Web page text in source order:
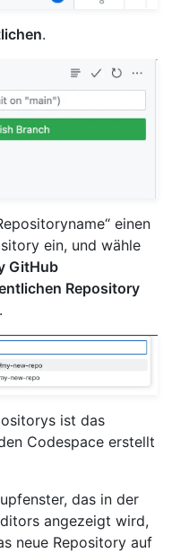
.
einen
ein, und wähle
GitHub
Repository
ist das
Codespace erstellt
das in der
angezeigt wird,
neue Repository auf